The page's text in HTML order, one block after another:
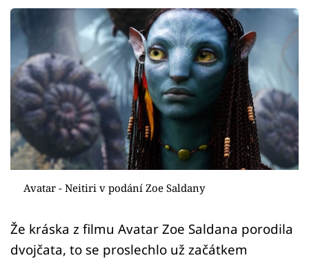
Youtubeři
Virály
Sex a vztahy
Videa
Sledujte prima+
Sledujte nás
Avatar - Neitiri v podání Zoe Saldany
Že kráska z filmu Avatar Zoe Saldana porodila
dvojčata, to se proslechlo už začátkem